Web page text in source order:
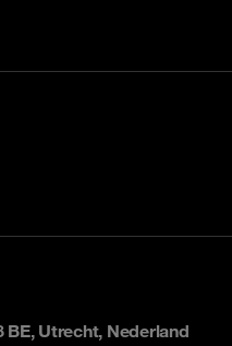
BE, Utrecht, Nederland